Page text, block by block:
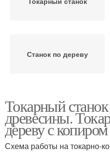
Станок по дереву
Токарный
древесины.
дереву с копиром
Схема работы на токарно-